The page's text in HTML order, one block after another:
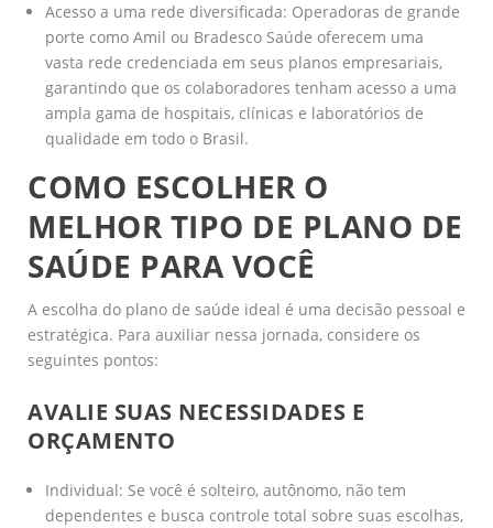
Acesso a uma rede diversificada: Operadoras de grande
porte como Amil ou Bradesco Saúde oferecem uma
vasta rede credenciada em seus planos empresariais,
garantindo que os colaboradores tenham acesso a uma
ampla gama de hospitais, clínicas e laboratórios de
qualidade em todo o Brasil.
COMO ESCOLHER O
MELHOR TIPO DE PLANO DE
SAÚDE PARA VOCÊ
A escolha do plano de saúde ideal é uma decisão pessoal e
estratégica. Para auxiliar nessa jornada, considere os
seguintes pontos:
AVALIE SUAS NECESSIDADES E
ORÇAMENTO
Individual: Se você é solteiro, autônomo, não tem
dependentes e busca controle total sobre suas escolhas,